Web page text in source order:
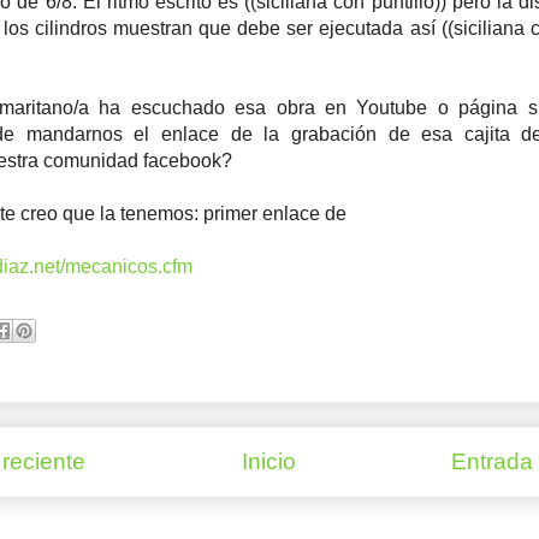
cilindros muestran que debe ser ejecutada así ((siciliana
a ha escuchado esa obra en Youtube o página
mandarnos el enlace de la grabación de esa cajita
comunidad facebook?
creo que la tenemos: primer enlace de
mecanicos.cfm
Inicio